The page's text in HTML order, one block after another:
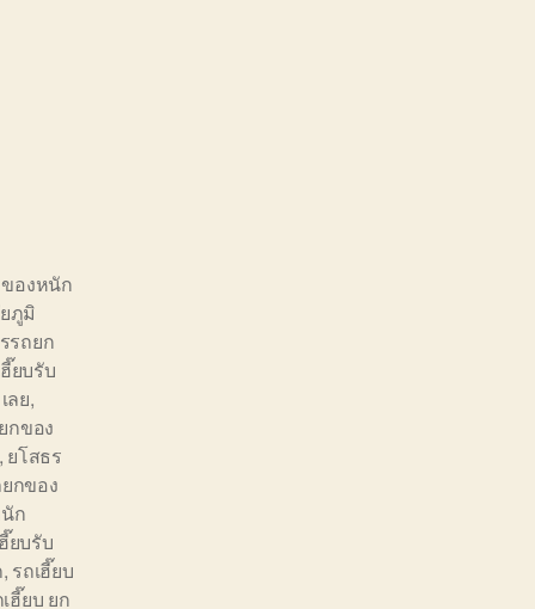
องหนัก
ภูมิ
รถยก
ยบรับ
ลย,
กของ
, ยโสธร
กของ
ก
ยบรับ
, รถเฮี๊ยบ
ฮี๊ยบ ยก